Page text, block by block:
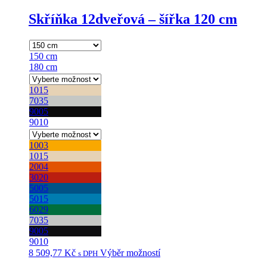
více
variant.
Skříňka 12dveřová – šířka 120 cm
150 cm
180 cm
1015
7035
9005
9010
1003
1015
2004
3020
5005
5015
6029
7035
9005
9010
8 509,77 Kč s DPH Výběr možnostíTento